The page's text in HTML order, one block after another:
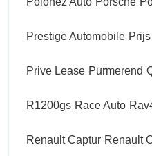
Prestige Automobile Prijs
Prive Lease Purmerend
R1200gs Race Auto
Renault Captur Renault